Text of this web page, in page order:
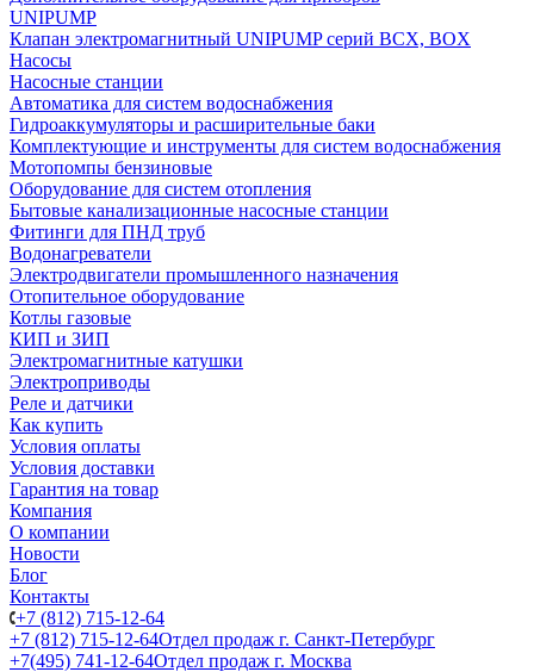
UNIPUMP
Клапан электромагнитный UNIPUMP серий BCX, BOX
Насосы
Насосные станции
Автоматика для систем водоснабжения
Гидроаккумуляторы и расширительные баки
Комплектующие и инструменты для систем водоснабжения
Мотопомпы бензиновые
Оборудование для систем отопления
Бытовые канализационные насосные станции
Фитинги для ПНД труб
Водонагреватели
Электродвигатели промышленного назначения
Отопительное оборудование
Котлы газовые
КИП и ЗИП
Электромагнитные катушки
Электроприводы
Реле и датчики
Как купить
Условия оплаты
Условия доставки
Гарантия на товар
Компания
О компании
Новости
Блог
Контакты
+7 (812) 715-12-64
+7 (812) 715-12-64Отдел продаж г. Санкт-Петербург
+7(495) 741-12-64Отдел продаж г. Москва